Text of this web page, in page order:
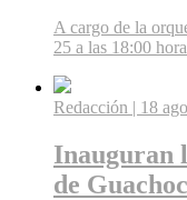
A cargo de la
25 a las 18:00
Redacción | 18
Inauguran
de